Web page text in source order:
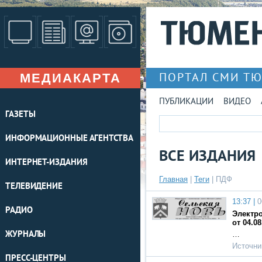
МЕДИАКАРТА
ГАЗЕТЫ
ИНФОРМАЦИОННЫЕ АГЕНТСТВА
ИНТЕРНЕТ-ИЗДАНИЯ
ТЕЛЕВИДЕНИЕ
РАДИО
ЖУРНАЛЫ
ПРЕСС-ЦЕНТРЫ
ПОРТАЛ СМИ
ПУБЛИКАЦИИ ВИДЕО
ВСЕ ИЗДАНИЯ
Главная Теги | ПДФ
13:37 |
от
…